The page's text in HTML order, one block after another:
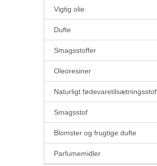
Vigtig olie
Dufte
Smagsstoffer
Oleoresiner
Naturligt fødevaretilsætningsstof
Smagsstof
Blomster og frugtige dufte
Parfumemidler